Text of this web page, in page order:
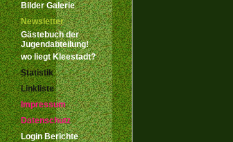
Bilder Galerie
Newsletter
Gästebuch der
Jugendabteilung!
wo liegt Kleestadt?
Statistik
Linkliste
Impressum
Datenschutz
Login Berichte